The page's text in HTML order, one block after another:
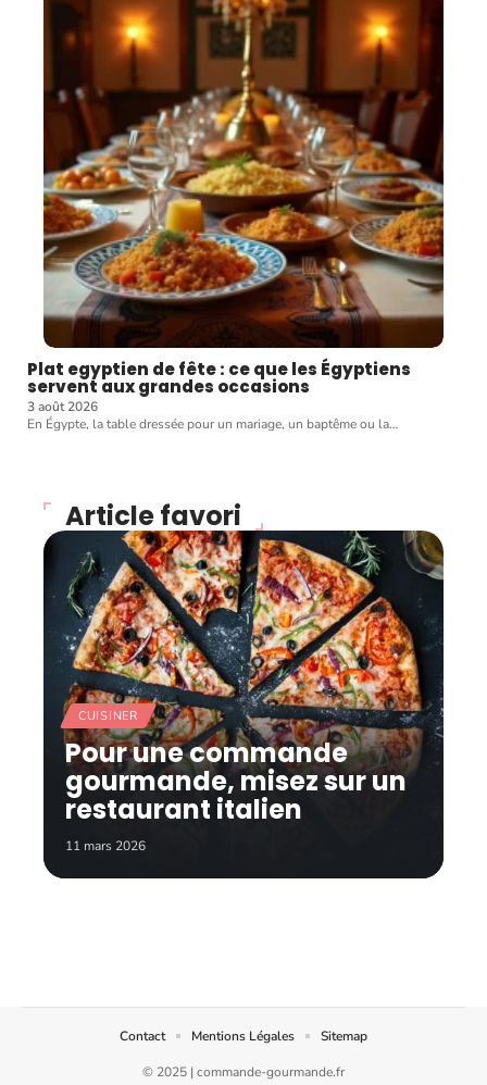
Plat egyptien de fête : ce que les Égyptiens
servent aux grandes occasions
3 août 2026
En Égypte, la table dressée pour un mariage, un baptême ou la…
Article favori
CUISINER
Pour une commande
gourmande, misez sur un
restaurant italien
11 mars 2026
© 2025 | commande-gourmande.fr
Contact Mentions Légales Sitemap